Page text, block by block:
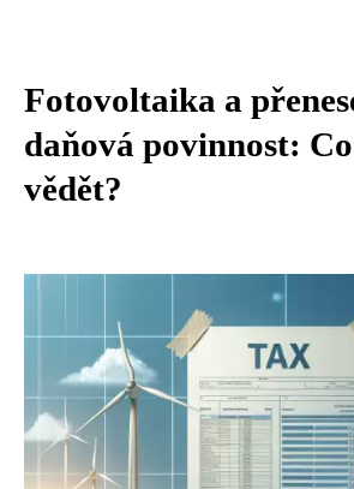
Fotovoltaika a
daňová povinnost:
vědět?